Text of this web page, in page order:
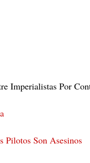
Imperialistas Por
Son Asesinos